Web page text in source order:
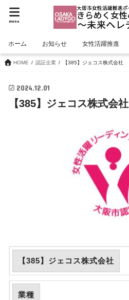
menu
ホーム お知らせ 女性活躍推進
HOME 認証企業 【385】ジェコス株式会社
2024.12.01
【385】ジェコス株式会社
【385】ジェコス株式会社
業種